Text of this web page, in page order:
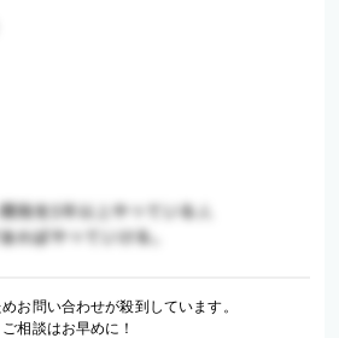
お問い合わせが殺到しています。
ご相談はお早めに！